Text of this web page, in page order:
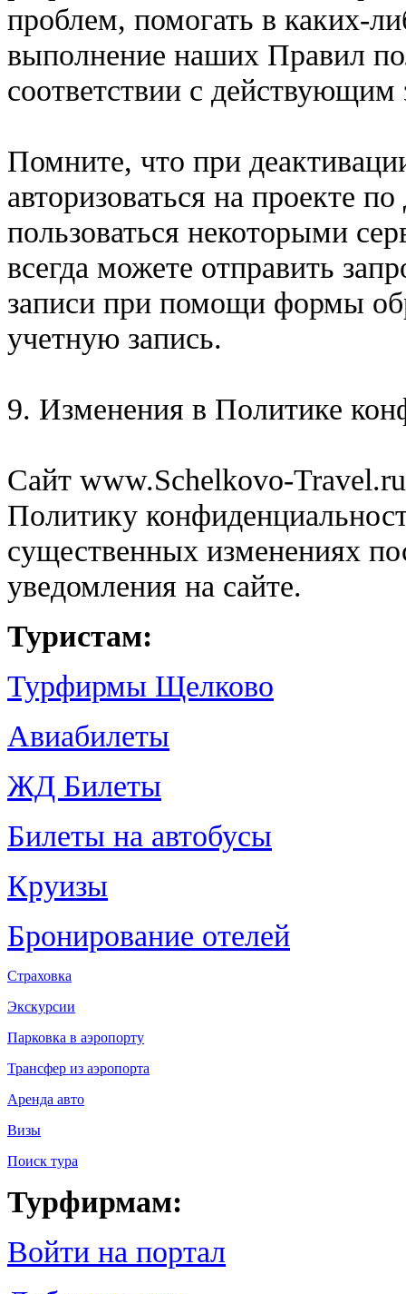
проблем, помогать в каких-
выполнение наших Правил
соответствии с действующим
Помните, что при
авторизоваться на проекте
пользоваться некоторыми
всегда можете отправить
записи при помощи формы
учетную запись.
9. Изменения в Политике
Сайт www.Schelkovo-
Политику
существенных изменениях
уведомления на сайте.
Туристам:
Турфирмы Щелково
Авиабилеты
ЖД Билеты
Билеты на автобусы
Круизы
Бронирование отелей
Страховка
Экскурсии
Парковка в аэропорту
Трансфер из аэропорта
Аренда авто
Визы
Поиск тура
Турфирмам:
Войти на портал